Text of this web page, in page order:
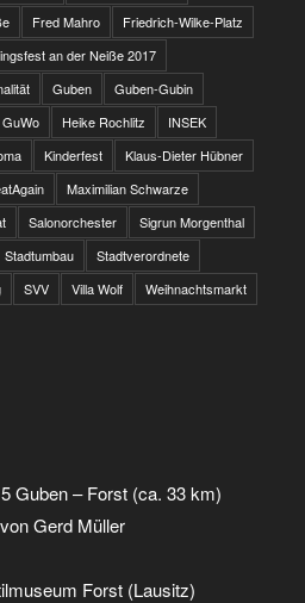
Fred Mahro
Friedrich-Wilke-Platz
an der Neiße 2017
Guben
Guben-Gubin
GuWo Heike Rochlitz
INSEK
Kinderfest
Klaus-Dieter Hübner
Maximilian Schwarze
Salonorchester
Sigrun Morgenthal
Stadtumbau
Stadtverordnete
SVV Villa Wolf Weihnachtsmarkt
Guben – Forst (ca. 33 km)
Gerd Müller
Forst (Lausitz)